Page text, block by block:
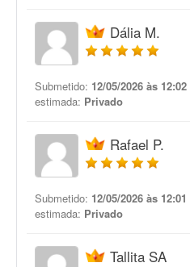
Dália M.
Submetido: 12/05/2026 às 12:02
estimada: Privado
Rafael P.
Submetido: 12/05/2026 às 12:01
estimada: Privado
Tallita SA